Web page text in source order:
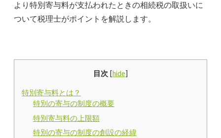
より特別寄与料が支払われたときの相続税の取扱いに
ついて税理士がポイントを解説します。
目次 [ hide]
特別寄与料とは？
特別の寄与の制度の概要
特別寄与料の上限額
特別の寄与の制度の創設の経緯